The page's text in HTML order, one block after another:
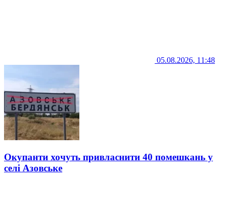
05.08.2026, 11:48
Окупанти хочуть привласнити 40 помешкань у
селі Азовське